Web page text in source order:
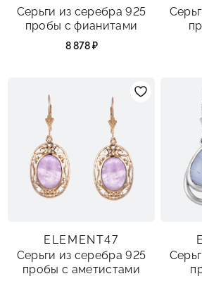
Серьги из серебра 925
пробы с фианитами
8 878 ₽
ELEMENT47
Серьги из серебра 925
пробы с аметистами